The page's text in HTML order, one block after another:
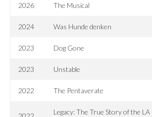
2026 The Musical
2024 Was Hunde denken
2023 Dog Gone
2023 Unstable
2022 The Pentaverate
Legacy: The True Story of the LA